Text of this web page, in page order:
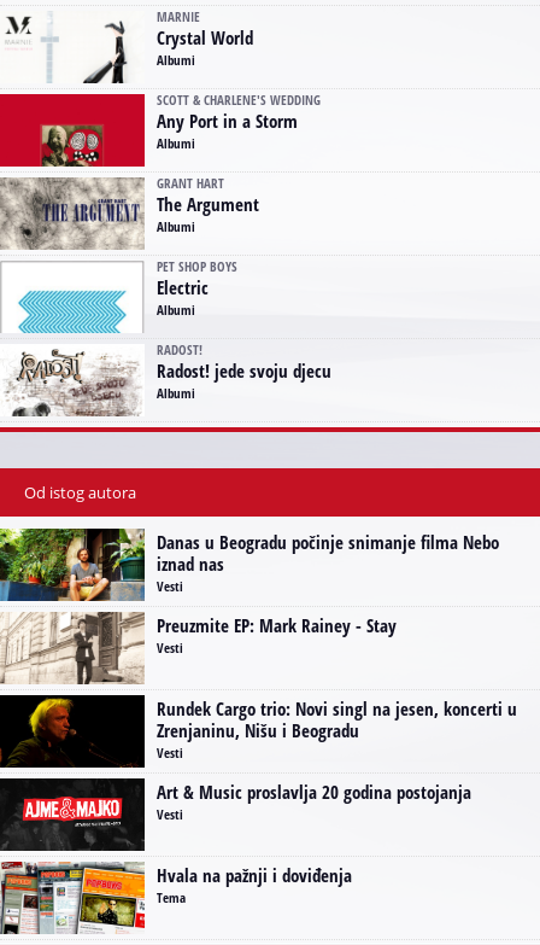
MARNIE
Crystal World
Albumi
SCOTT & CHARLENE'S WEDDING
Any Port in a Storm
Albumi
GRANT HART
The Argument
Albumi
PET SHOP BOYS
Electric
Albumi
RADOST!
Radost! jede svoju djecu
Albumi
Od istog autora
Danas u Beogradu počinje snimanje filma Nebo
iznad nas
Vesti
Preuzmite EP: Mark Rainey - Stay
Vesti
Rundek Cargo trio: Novi singl na jesen, koncerti u
Zrenjaninu, Nišu i Beogradu
Vesti
Art & Music proslavlja 20 godina postojanja
Vesti
Hvala na pažnji i doviđenja
Tema